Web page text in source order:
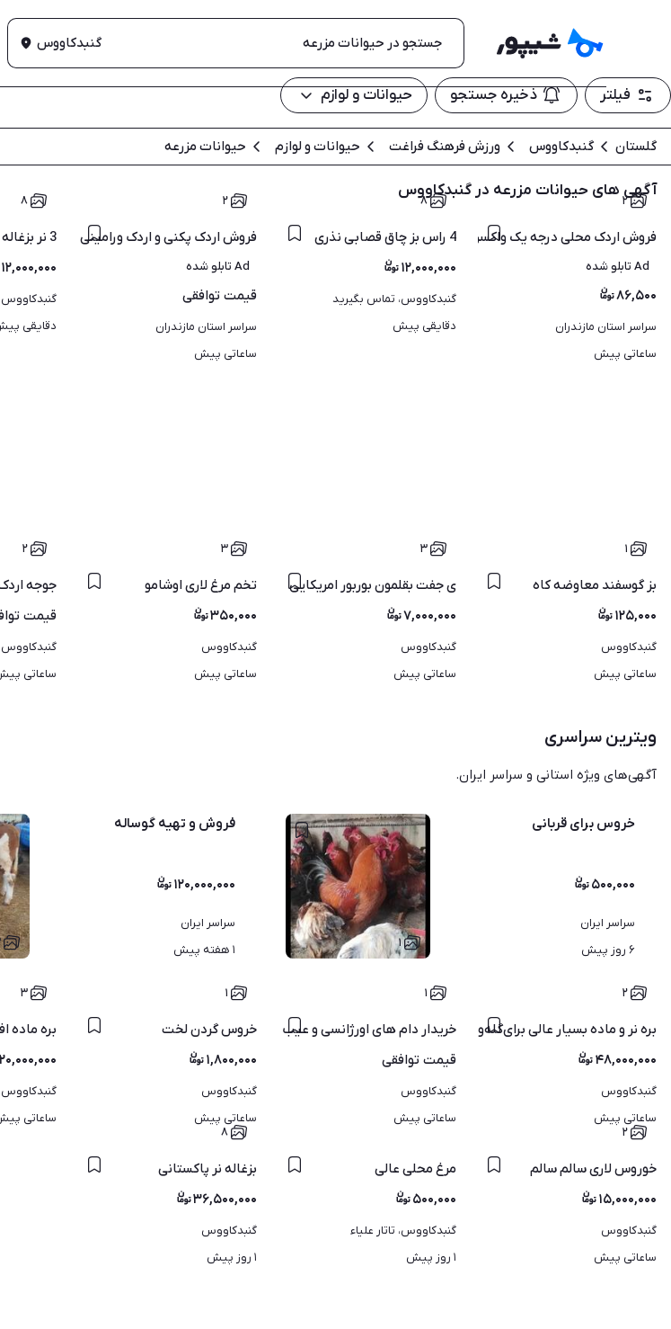
گنبدکاووس
فیلتر ذخیره جستجو حیوانات و لوازم
گلستان گنبدکاووس ورزش فرهنگ فراغت حیوانات و لوازم حیوانات مزرعه
آگهی های حیوانات مزرعه در گنبدکاووس
۲
فروش اردک محلی درجه یک واکسن خورده با ضمانت اردک ورامینی
Ad تابلو شده
۸۶,۵۰۰
سراسر استان مازندران
ساعاتی پیش
۸
4 راس بز چاق قصابی نذری
۱۲,۰۰۰,۰۰۰
گنبدکاووس، تماس بگیرید
دقایقی پیش
۲
فروش اردک پکنی و اردک ورامینی مخصوص پرورش
Ad تابلو شده
قیمت توافقی
سراسر استان مازندران
ساعاتی پیش
۸
3 نر بزغاله پلنگی شیرمست
۱۲,۰۰۰,۰۰۰
گنبدکاووس
دقایقی
۱
بز گوسفند معاوضه کاه
۱۲۵,۰۰۰
گنبدکاووس
ساعاتی پیش
۳
ی جفت بقلمون بوربور امریکایی
۷,۰۰۰,۰۰۰
گنبدکاووس
ساعاتی پیش
۳
تخم مرغ لاری اوشامو
۳۵۰,۰۰۰
گنبدکاووس
ساعاتی پیش
۲
جوجه
قیمت
گنبدکاووس
ساعاتی
ویترین سراسری
آگهی‌های ویژه استانی و سراسر ایران.
۱
خروس برای قربانی
۵۰۰,۰۰۰
سراسر ایران
۶ روز پیش
فروش و تهیه گوساله
۱۲۰,۰۰۰,۰۰۰
سراسر ایران
۱ هفته پیش
۲
بره نر و ماده بسیار عالی برای‌گله‌و‌خوردن‌
۴۸,۰۰۰,۰۰۰
گنبدکاووس
ساعاتی پیش
۱
خریدار دام های اورژانسی و عیب دار هستم
قیمت توافقی
گنبدکاووس
ساعاتی پیش
۱
خروس گردن لخت
۱,۸۰۰,۰۰۰
گنبدکاووس
ساعاتی پیش
۳
بره ماده
ساعاتی
۲
خوروس لاری سالم سالم
۱۵,۰۰۰,۰۰۰
گنبدکاووس
ساعاتی پیش
مرغ محلی عالی
۵۰۰,۰۰۰
گنبدکاووس، تاتار علیاء
۱ روز پیش
۸
بزغاله نر پاکستانی
۳۶,۵۰۰,۰۰۰
گنبدکاووس
۱ روز پیش